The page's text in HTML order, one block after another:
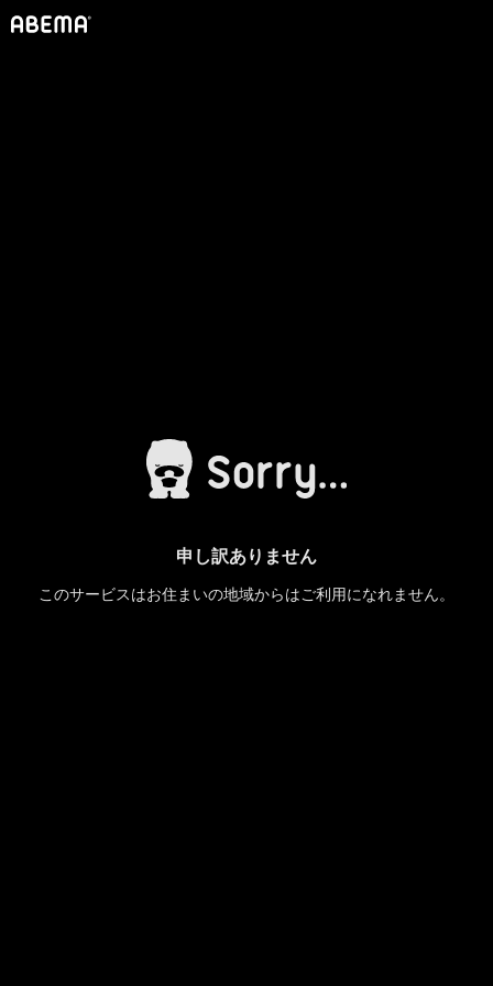
申し訳ありません
このサービスはお住まいの地域からはご利用になれません。